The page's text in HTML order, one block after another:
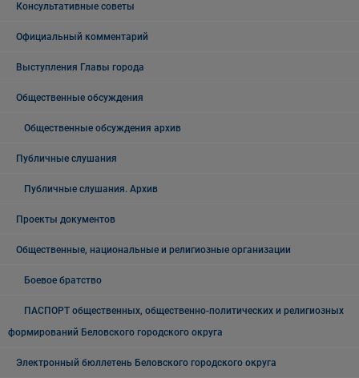
Консультативные советы
Официальный комментарий
Выступления Главы города
Общественные обсуждения
Общественные обсуждения архив
Публичные слушания
Публичные слушания. Архив
Проекты документов
Общественные, национальные и религиозные организации
Боевое братство
ПАСПОРТ общественных, общественно-политических и религиозных
формирований Беловского городского округа
Электронный бюллетень Беловского городского округа